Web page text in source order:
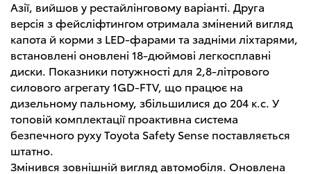
Азії, вийшов у рестайлінговому варіанті. Друга
версія з фейсліфтингом отримала змінений вигляд
капота й корми з LED-фарами та задніми ліхтарями,
встановлені оновлені 18-дюймові легкосплавні
диски. Показники потужності для 2,8-літрового
силового агрегату 1GD-FTV, що працює на
дизельному пальному, збільшилися до 204 к.с. У
топовій комплектації проактивна система
безпечного руху Toyota Safety Sense поставляється
штатно.
Змінився зовнішній вигляд автомобіля. Оновлена